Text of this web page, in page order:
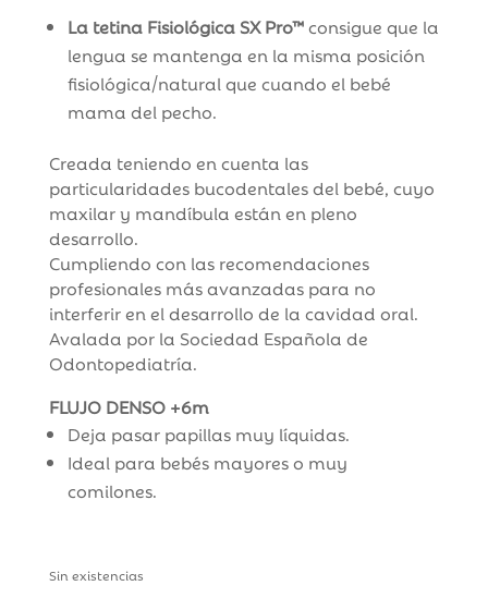
La tetina Fisiológica SX Pro™consigue que la
lengua se mantenga en la misma posición
fisiológica/natural que cuando el bebé
mama del pecho.
Creada teniendo en cuenta las
particularidades bucodentales del bebé, cuyo
maxilar y mandíbula están en pleno
desarrollo.
Cumpliendo con las recomendaciones
profesionales más avanzadas para no
interferir en el desarrollo de la cavidad oral.
Avalada por la Sociedad Española de
Odontopediatría.
FLUJO DENSO +6m
Deja pasar papillas muy líquidas.
Ideal para bebés mayores o muy
comilones.
Sin existencias